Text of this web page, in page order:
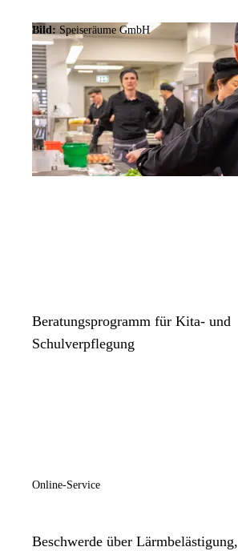
Bild: Speiseräume GmbH
Beratungsprogramm für Kita- und
Schulverpflegung
Online-Service
Beschwerde über Lärmbelästigung,